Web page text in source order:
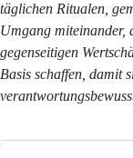
täglichen Ritualen,
Umgang miteinander,
gegenseitigen
Basis schaffen, damit